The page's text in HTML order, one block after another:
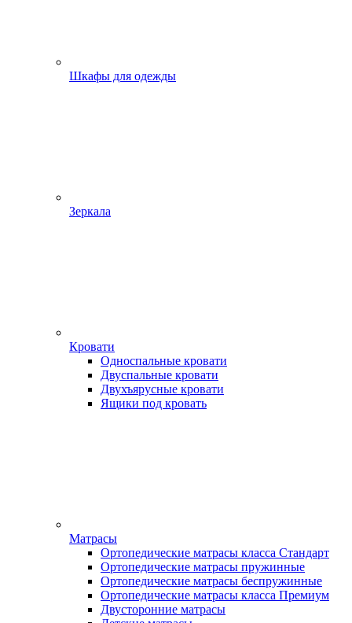
Шкафы для одежды
Зеркала
Кровати
Односпальные кровати
Двуспальные кровати
Двухъярусные кровати
Ящики под кровать
Матрасы
Ортопедические матрасы класса Стандарт
Ортопедические матрасы пружинные
Ортопедические матрасы беспружинные
Ортопедические матрасы класса Премиум
Двусторонние матрасы